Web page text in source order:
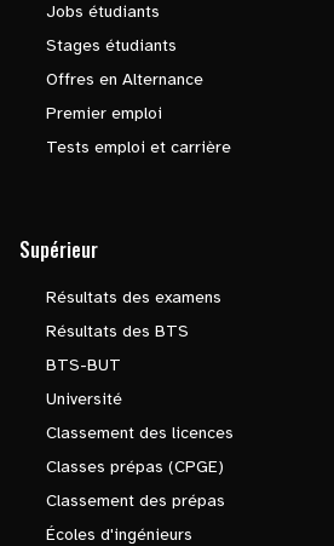
Jobs étudiants
Stages étudiants
Offres en Alternance
Premier emploi
Tests emploi et carrière
Supérieur
Résultats des examens
Résultats des BTS
BTS-BUT
Université
Classement des licences
Classes prépas (CPGE)
Classement des prépas
Écoles d'ingénieurs